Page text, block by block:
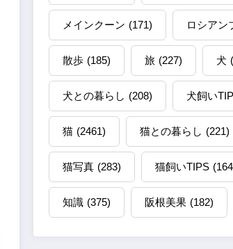
メインクーン (171) ロシアン
散歩 (185) 旅 (227) 犬
犬との暮らし (208) 犬飼い
猫 (2461) 猫との暮らし (221)
猫写真 (283) 猫飼いTIPS
知識 (375) 阪根美果 (182)